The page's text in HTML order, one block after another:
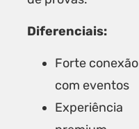
Diferenciais:
Forte conexão
com eventos
Experiência